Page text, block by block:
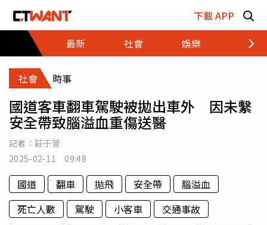
下載 APP
最新
社會 娛樂 財經
社會 時事
國道客車翻車駕駛被拋出車外 因未繫
安全帶致腦溢血重傷送醫
記者： 莊于萱
2025-02-11 09:48
國道 翻車 拋飛 安全帶
腦溢血
死亡人數
駕駛 小客車
交通事故